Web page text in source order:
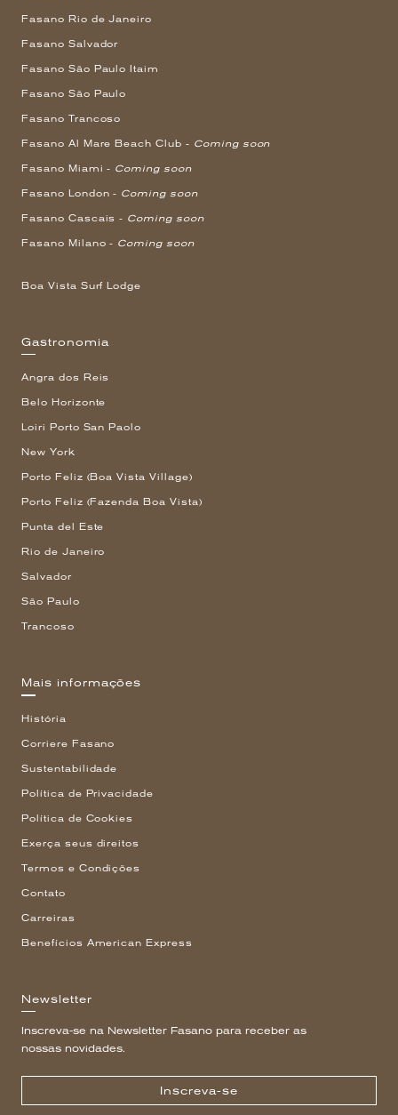
Fasano Rio de Janeiro
Fasano Salvador
Fasano São Paulo Itaim
Fasano São Paulo
Fasano Trancoso
Fasano Al Mare Beach Club - Coming soon
Fasano Miami - Coming soon
Fasano London - Coming soon
Fasano Cascais - Coming soon
Fasano Milano - Coming soon
Boa Vista Surf Lodge
Gastronomia
Angra dos Reis
Belo Horizonte
Loiri Porto San Paolo
New York
Porto Feliz (Boa Vista Village)
Porto Feliz (Fazenda Boa Vista)
Punta del Este
Rio de Janeiro
Salvador
São Paulo
Trancoso
Mais informações
História
Corriere Fasano
Sustentabilidade
Política de Privacidade
Política de Cookies
Exerça seus direitos
Termos e Condições
Contato
Carreiras
Benefícios American Express
Newsletter
Inscreva-se na Newsletter Fasano para receber as
nossas novidades.
Inscreva-se